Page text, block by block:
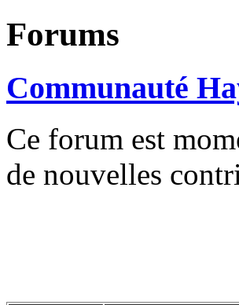
Forums
Communauté
Ce forum est
de nouvelles